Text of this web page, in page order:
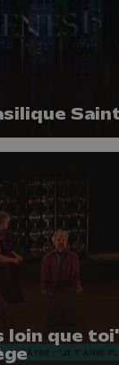
loin que